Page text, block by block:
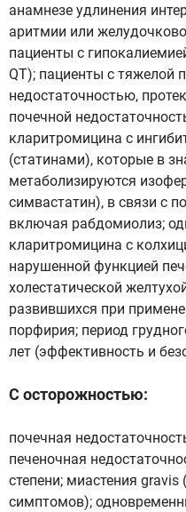
анамнезе удлинения
аритмии или
пациенты с
QT); пациенты с тяжелой
недостаточностью,
почечной
кларитромицина с
(статинами), которые в
метаболизируются
симвастатин), в связи с
включая рабдомиолиз;
кларитромицина с
нарушенной функцией
холестатической
развившихся при
порфирия; период
лет (эффективность и
С осторожностью:
почечная
печеночная
степени; миастения
симптомов);